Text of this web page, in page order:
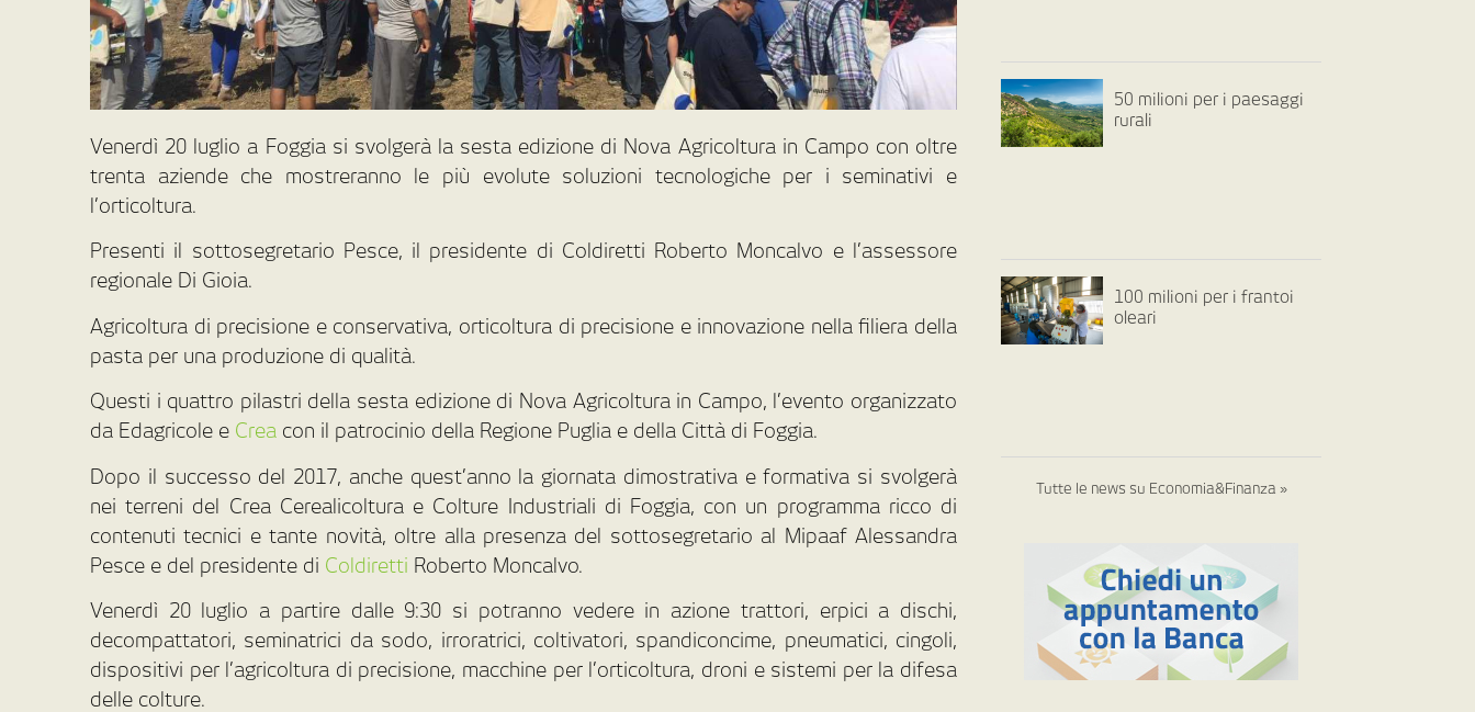
Venerdì 20 luglio a Foggia si svolgerà la sesta edizione di Nova Agricoltura in Campo con oltre
trenta aziende che mostreranno le più evolute soluzioni tecnologiche per i seminativi e
l’orticoltura.
Presenti il sottosegretario Pesce, il presidente di Coldiretti Roberto Moncalvo e l’assessore
regionale Di Gioia.
Agricoltura di precisione e conservativa, orticoltura di precisione e innovazione nella filiera della
pasta per una produzione di qualità.
Questi i quattro pilastri della sesta edizione di Nova Agricoltura in Campo, l’evento organizzato
da Edagricole e Crea con il patrocinio della Regione Puglia e della Città di Foggia.
Dopo il successo del 2017, anche quest’anno la giornata dimostrativa e formativa si svolgerà
nei terreni del Crea Cerealicoltura e Colture Industriali di Foggia, con un programma ricco di
contenuti tecnici e tante novità, oltre alla presenza del sottosegretario al Mipaaf Alessandra
Pesce e del presidente di Coldiretti Roberto Moncalvo.
Venerdì 20 luglio a partire dalle 9:30 si potranno vedere in azione trattori, erpici a dischi,
decompattatori, seminatrici da sodo, irroratrici, coltivatori, spandiconcime, pneumatici, cingoli,
dispositivi per l’agricoltura di precisione, macchine per l’orticoltura, droni e sistemi per la difesa
delle colture.
50 milioni per i paesaggi
rurali
100 milioni per i frantoi
oleari
Tutte le news su Economia&Finanza »